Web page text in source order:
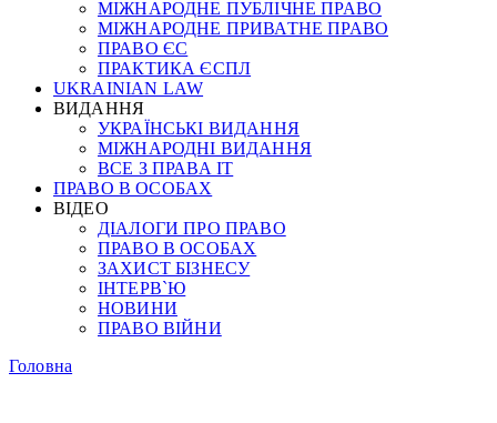
МІЖНАРОДНЕ ПУБЛІЧНЕ ПРАВО
МІЖНАРОДНЕ ПРИВАТНЕ ПРАВО
ПРАВО ЄС
ПРАКТИКА ЄСПЛ
UKRAINIAN LAW
ВИДАННЯ
УКРАЇНСЬКІ ВИДАННЯ
МІЖНАРОДНІ ВИДАННЯ
ВСЕ З ПРАВА ІТ
ПРАВО В ОСОБАХ
ВІДЕО
ДІАЛОГИ ПРО ПРАВО
ПРАВО В ОСОБАХ
ЗАХИСТ БІЗНЕСУ
ІНТЕРВ`Ю
НОВИНИ
ПРАВО ВІЙНИ
Головна